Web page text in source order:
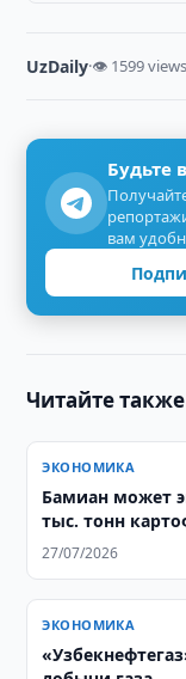
UzDaily·👁 1599 views
Будьте
вам
Читайте также
ЭКОНОМИКА
Бамиан может
тыс. тонн
27/07/2026
ЭКОНОМИКА